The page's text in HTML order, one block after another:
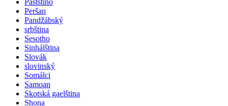
Paštštino
Peršan
Pandžábský
srbština
Sesotho
Sinhálština
Slovák
slovinský
Somálci
Samoan
Skotská gaelština
Shona